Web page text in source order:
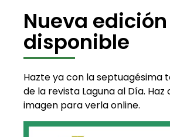
Nueva edición
disponible
Hazte ya con la septuagésima
de la revista Laguna al Día.
imagen para verla online.